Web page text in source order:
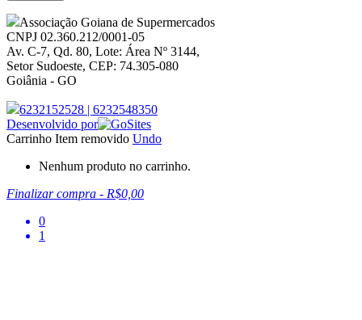
Associação Goiana de Supermercados
CNPJ 02.360.212/0001-05
Av. C-7, Qd. 80, Lote: Área Nº 3144,
Setor Sudoeste, CEP: 74.305-080
Goiânia - GO
6232152528 | 6232548350
Desenvolvido por
Carrinho Item removido Undo
Nenhum produto no carrinho.
Finalizar compra - R$0,00
0
1